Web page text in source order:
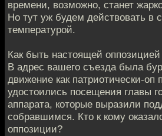
времени, возможно, станет
Но тут уж будем действовать в
температурой.
Как быть настоящей оппозицией
В адрес вашего съезда была
движение как патриотически-оп
удостоились посещения главы
аппарата, которые выразили
собравшимся. Кто к кому
оппозиции?